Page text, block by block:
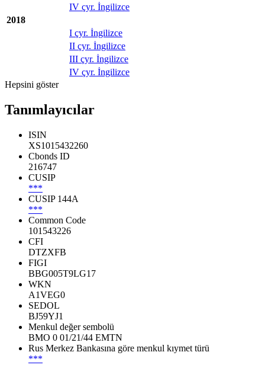
IV çyr. İngilizce
2018
I çyr. İngilizce
II çyr. İngilizce
III çyr. İngilizce
IV çyr. İngilizce
Hepsini göster
Tanımlayıcılar
ISIN
XS1015432260
Cbonds ID
216747
CUSIP
***
CUSIP 144A
***
Common Code
101543226
CFI
DTZXFB
FIGI
BBG005T9LG17
WKN
A1VEG0
SEDOL
BJ59YJ1
Menkul değer sembolü
BMO 0 01/21/44 EMTN
Rus Merkez Bankasına göre menkul kıymet türü
***